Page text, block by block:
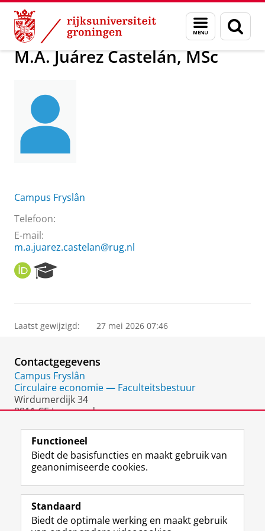
Skip
Content
Skip
Navigation
Menu
en
zoeken
Over ons M.A. Juárez Castelán, MSc
M.A. Juárez Castelán, MSc
Campus Fryslân
Telefoon:
E-mail:
m.a.juarez.castelan@rug.nl
O
R
I
e
r
P
o
r
t
a
Laatst gewijzigd: 27 mei 2026 07:46
Contactgegevens
Campus Fryslân
Circulaire economie — Faculteitsbestuur
Wirdumerdijk 34
8911 CE Leeuwarden
Volg de RUG
F
a
e
L
i
k
R
S
-
I
n
t
Y
o
T
Studiekiezers
Functioneel
Biedt de basisfuncties en maakt gebruik van
geanonimiseerde cookies.
Standaard
Biedt de optimale werking en maakt gebruik